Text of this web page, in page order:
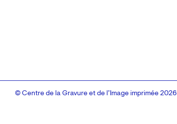
© Centre de la Gravure et de l’Image imprimée 2026